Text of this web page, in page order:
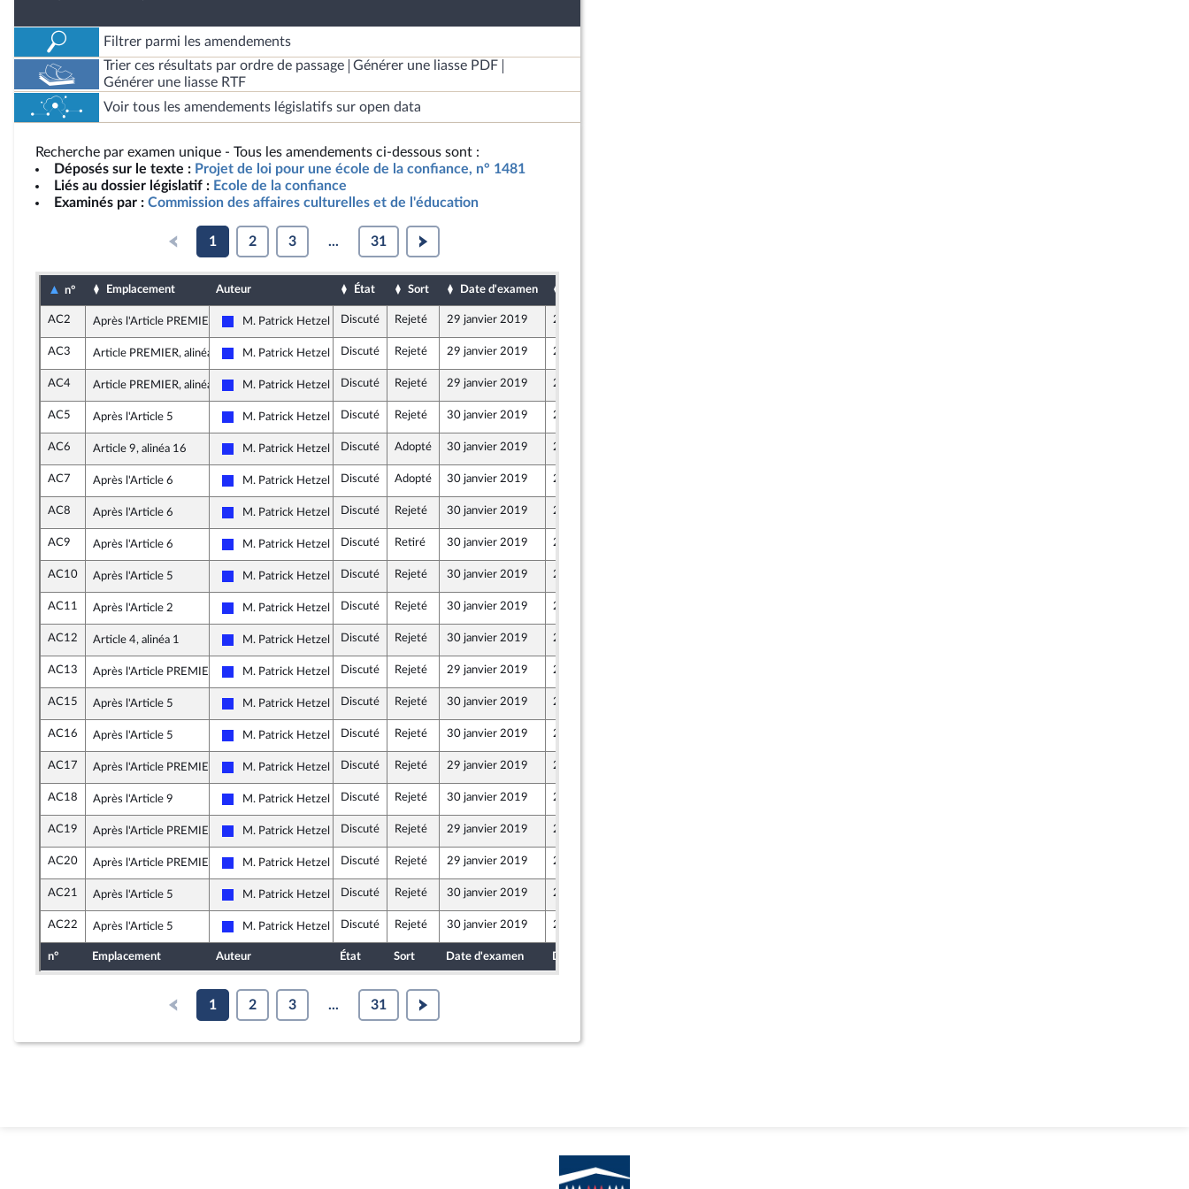
Filtrer parmi les amendements
Trier ces résultats par ordre de passage
Générer une liasse PDF
Générer une liasse RTF
Voir tous les amendements législatifs sur open data
Recherche par examen unique - Tous les amendements ci-dessous sont :
Déposés sur le texte : Projet de loi pour une école de la confiance, n° 1481
Liés au dossier législatif : Ecole de la confiance
Examinés par : Commission des affaires culturelles et de l'éducation
1 2 3 ... 31
n° Emplacement Auteur État Sort Date d'examen
AC2 Après l'Article PREMIER
Les Républicains
M. Patrick Hetzel Discuté Rejeté 29 janvier 2019 21 janvier 2019
AC3 Article PREMIER, alinéa 2
Les Républicains
M. Patrick Hetzel Discuté Rejeté 29 janvier 2019 21 janvier 2019
AC4 Article PREMIER, alinéa 2
Les Républicains
M. Patrick Hetzel Discuté Rejeté 29 janvier 2019 21 janvier 2019
AC5 Après l'Article 5
Les Républicains
M. Patrick Hetzel Discuté Rejeté 30 janvier 2019 21 janvier 2019
AC6 Article 9, alinéa 16
Les Républicains
M. Patrick Hetzel Discuté Adopté 30 janvier 2019 21 janvier 2019
AC7 Après l'Article 6
Les Républicains
M. Patrick Hetzel Discuté Adopté 30 janvier 2019 21 janvier 2019
AC8 Après l'Article 6
Les Républicains
M. Patrick Hetzel Discuté Rejeté 30 janvier 2019 21 janvier 2019
AC9 Après l'Article 6
Les Républicains
M. Patrick Hetzel Discuté Retiré 30 janvier 2019 21 janvier 2019
AC10 Après l'Article 5
Les Républicains
M. Patrick Hetzel Discuté Rejeté 30 janvier 2019 21 janvier 2019
AC11 Après l'Article 2
Les Républicains
M. Patrick Hetzel Discuté Rejeté 30 janvier 2019 21 janvier 2019
AC12 Article 4, alinéa 1
Les Républicains
M. Patrick Hetzel Discuté Rejeté 30 janvier 2019 21 janvier 2019
AC13 Après l'Article PREMIER
Les Républicains
M. Patrick Hetzel Discuté Rejeté 29 janvier 2019 21 janvier 2019
AC15 Après l'Article 5
Les Républicains
M. Patrick Hetzel Discuté Rejeté 30 janvier 2019 21 janvier 2019
AC16 Après l'Article 5
Les Républicains
M. Patrick Hetzel Discuté Rejeté 30 janvier 2019 21 janvier 2019
AC17 Après l'Article PREMIER
Les Républicains
M. Patrick Hetzel Discuté Rejeté 29 janvier 2019 21 janvier 2019
AC18 Après l'Article 9
Les Républicains
M. Patrick Hetzel Discuté Rejeté 30 janvier 2019 21 janvier 2019
AC19 Après l'Article PREMIER
Les Républicains
M. Patrick Hetzel Discuté Rejeté 29 janvier 2019 21 janvier 2019
AC20 Après l'Article PREMIER
Les Républicains
M. Patrick Hetzel Discuté Rejeté 29 janvier 2019 21 janvier 2019
AC21 Après l'Article 5
Les Républicains
M. Patrick Hetzel Discuté Rejeté 30 janvier 2019 21 janvier 2019
AC22 Après l'Article 5
Les Républicains
M. Patrick Hetzel Discuté Rejeté 30 janvier 2019 21 janvier 2019
n° Emplacement Auteur État Sort Date d'examen Date de dépôt
1 2 3 ... 31